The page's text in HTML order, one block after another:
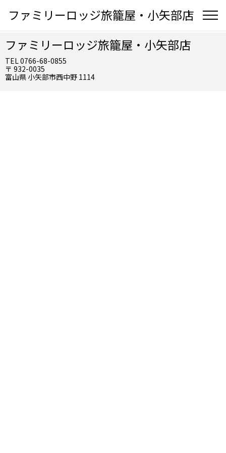
ファミリーロッジ旅籠屋・小矢部店
ファミリーロッジ旅籠屋・小矢部店
TEL 0766-68-0855
〒 932-0035
富山県 小矢部市西中野 1114